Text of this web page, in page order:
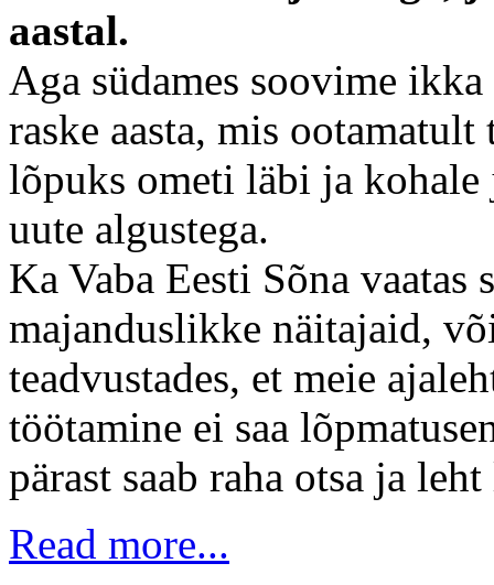
aastal.
Aga südames soovime
raske aasta, mis ootamatult
lõpuks ometi läbi ja kohale
uute algustega.
Ka Vaba Eesti Sõna
majanduslikke näitajaid,
teadvustades, et meie
töötamine ei saa
pärast saab raha otsa ja
Read more...